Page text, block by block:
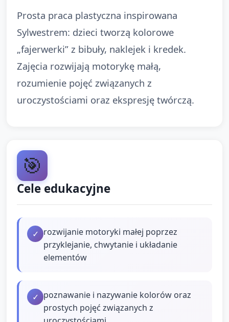
Prosta praca plastyczna inspirowana
Sylwestrem: dzieci tworzą kolorowe
„fajerwerki” z bibuły, naklejek i kredek.
Zajęcia rozwijają motorykę małą,
rozumienie pojęć związanych z
uroczystościami oraz ekspresję twórczą.
🎯
Cele edukacyjne
✓ rozwijanie motoryki małej poprzez
przyklejanie, chwytanie i układanie
elementów
✓ poznawanie i nazywanie kolorów oraz
prostych pojęć związanych z